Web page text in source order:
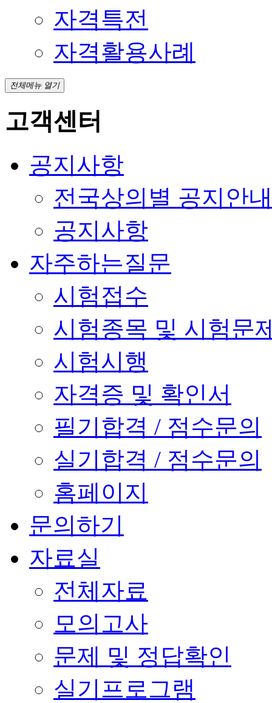
자격특전
자격활용사례
전체메뉴 열기
고객센터
공지사항
전국상의별 공지안내
공지사항
자주하는질문
시험접수
시험종목 및 시험문
시험시행
자격증 및 확인서
필기합격 / 점수문의
실기합격 / 점수문의
홈페이지
문의하기
자료실
전체자료
모의고사
문제 및 정답확인
실기프로그램